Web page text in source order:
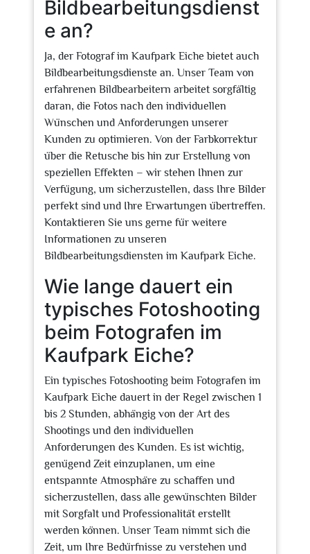
Bildbearbeitungsdienst
e an?
Ja, der Fotograf im Kaufpark Eiche bietet auch
Bildbearbeitungsdienste an. Unser Team von
erfahrenen Bildbearbeitern arbeitet sorgfältig
daran, die Fotos nach den individuellen
Wünschen und Anforderungen unserer
Kunden zu optimieren. Von der Farbkorrektur
über die Retusche bis hin zur Erstellung von
speziellen Effekten – wir stehen Ihnen zur
Verfügung, um sicherzustellen, dass Ihre Bilder
perfekt sind und Ihre Erwartungen übertreffen.
Kontaktieren Sie uns gerne für weitere
Informationen zu unseren
Bildbearbeitungsdiensten im Kaufpark Eiche.
Wie lange dauert ein
typisches Fotoshooting
beim Fotografen im
Kaufpark Eiche?
Ein typisches Fotoshooting beim Fotografen im
Kaufpark Eiche dauert in der Regel zwischen 1
bis 2 Stunden, abhängig von der Art des
Shootings und den individuellen
Anforderungen des Kunden. Es ist wichtig,
genügend Zeit einzuplanen, um eine
entspannte Atmosphäre zu schaffen und
sicherzustellen, dass alle gewünschten Bilder
mit Sorgfalt und Professionalität erstellt
werden können. Unser Team nimmt sich die
Zeit, um Ihre Bedürfnisse zu verstehen und